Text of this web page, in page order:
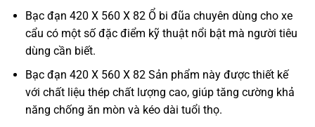
Bạc đạn 420 X 560 X 82 Ổ bi đũa chuyên dùng cho xe
cẩu có một số đặc điểm kỹ thuật nổi bật mà người tiêu
dùng cần biết.
Bạc đạn 420 X 560 X 82 Sản phẩm này được thiết kế
với chất liệu thép chất lượng cao, giúp tăng cường khả
năng chống ăn mòn và kéo dài tuổi thọ.